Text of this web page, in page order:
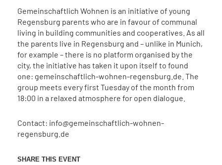
Gemeinschaftlich Wohnen is an initiative of young
Regensburg parents who are in favour of communal
living in building communities and cooperatives. As all
the parents live in Regensburg and – unlike in Munich,
for example – there is no platform organised by the
city, the initiative has taken it upon itself to found
one: gemeinschaftlich-wohnen-regensburg.de. The
group meets every first Tuesday of the month from
18:00 in a relaxed atmosphere for open dialogue.
Contact: info@gemeinschaftlich-wohnen-
regensburg.de
SHARE THIS EVENT